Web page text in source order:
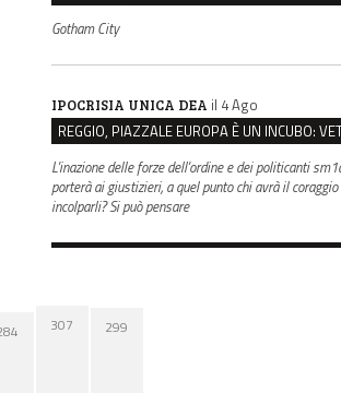
Gotham City
IPOCRISIA UNICA DEA il 4 Ago
L'inazione delle forze dell'ordine e dei politicanti
porterà ai giustizieri, a quel punto chi avrà il
incolparli? Si può pensare
307 299